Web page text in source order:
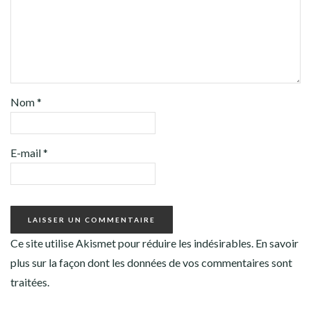
Nom*
E-mail*
Ce site utilise Akismet pour réduire les indésirables. En savoir
plus sur la façon dont les données de vos commentaires sont
traitées